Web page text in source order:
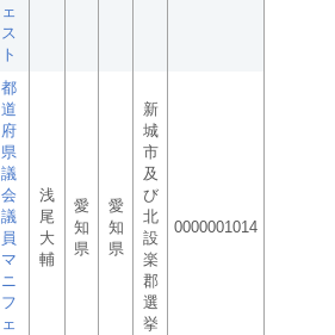
ェ
ス
ト
都
道
府
県
議
会
議
員
マ
ニ
フ
ェ
浅
尾
大
輔
愛
知
県
愛
知
県
新
城
市
及
び
北
設
楽
郡
選
挙
0000001014